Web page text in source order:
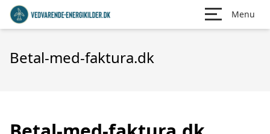
Menu
Betal-med-faktura.dk